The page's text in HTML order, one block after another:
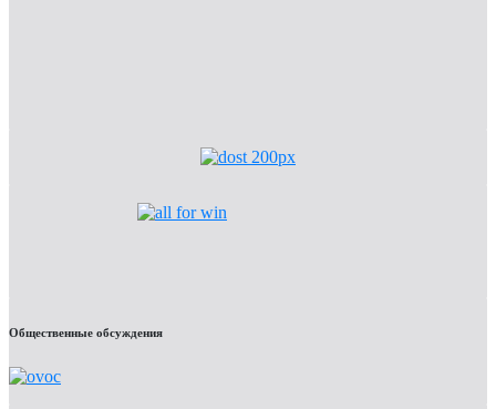
Общественные обсуждения